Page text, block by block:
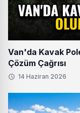
Van'da Kavak
Çözüm Çağrısı
14 Haziran 2026